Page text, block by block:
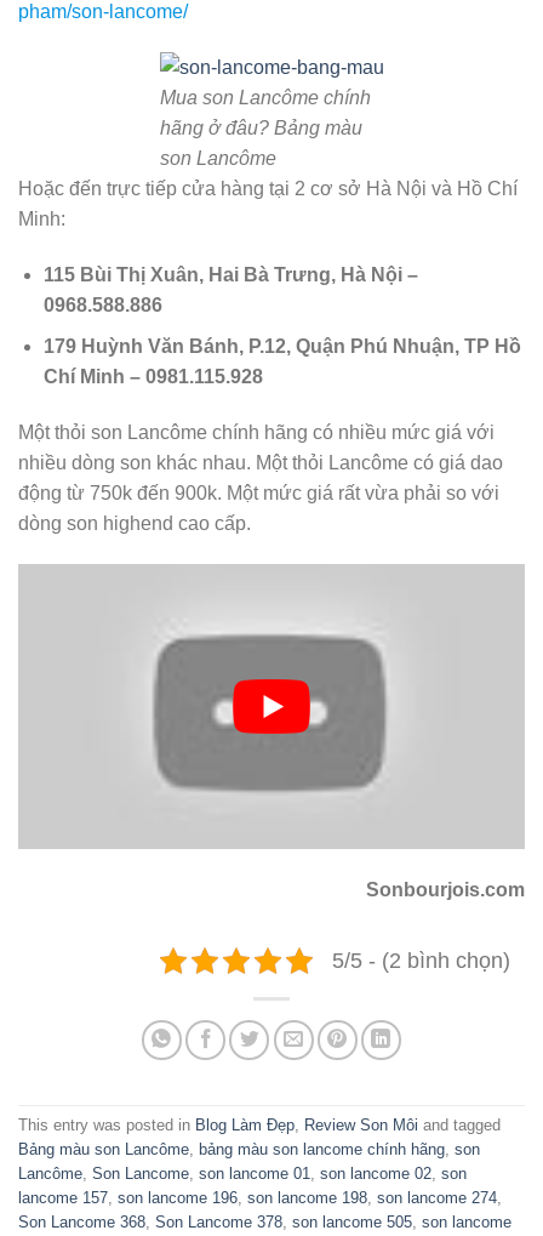
pham/son-lancome/
Mua son Lancôme chính
hãng ở đâu? Bảng màu
son Lancôme
Hoặc đến trực tiếp cửa hàng tại 2 cơ sở Hà Nội và Hồ Chí
Minh:
115 Bùi Thị Xuân, Hai Bà Trưng, Hà Nội –
0968.588.886
179 Huỳnh Văn Bánh, P.12, Quận Phú Nhuận, TP Hồ
Chí Minh – 0981.115.928
Một thỏi son Lancôme chính hãng có nhiều mức giá với
nhiều dòng son khác nhau. Một thỏi Lancôme có giá dao
động từ 750k đến 900k. Một mức giá rất vừa phải so với
dòng son highend cao cấp.
Sonbourjois.com
5/5 - (2 bình chọn)
This entry was posted in Blog Làm Đẹp, Review Son Môi and tagged
Bảng màu son Lancôme, bảng màu son lancome chính hãng, son
Lancôme, Son Lancome, son lancome 01, son lancome 02, son
lancome 157, son lancome 196, son lancome 198, son lancome 274,
Son Lancome 368, Son Lancome 378, son lancome 505, son lancome